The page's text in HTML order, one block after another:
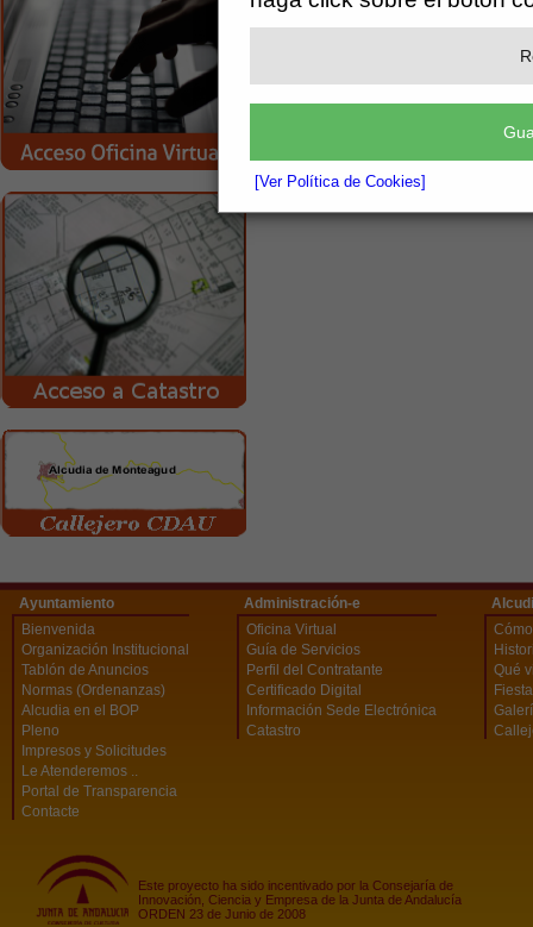
[Ver Política de Cookies]
Ayuntamiento
Bienvenida
Organización Institucional
Tablón de Anuncios
Normas (Ordenanzas)
Alcudia en el BOP
Pleno
Impresos y Solicitudes
Le Atenderemos ..
Portal de Transparencia
Contacte
Administración-e
Oficina Virtual
Guía de Servicios
Perfil del Contratante
Certificado Digital
Información Sede Electrónica
Catastro
Qué
Este proyecto ha sido incentivado por la Consejaría de
Innovación, Ciencia y Empresa de la Junta de Andalucía
ORDEN 23 de Junio de 2008